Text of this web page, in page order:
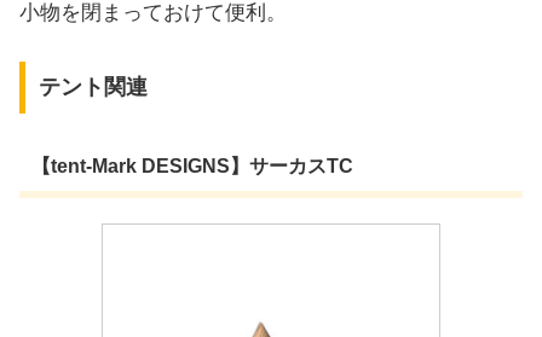
小物を閉まっておけて便利。
テント関連
【tent-Mark DESIGNS】サーカスTC